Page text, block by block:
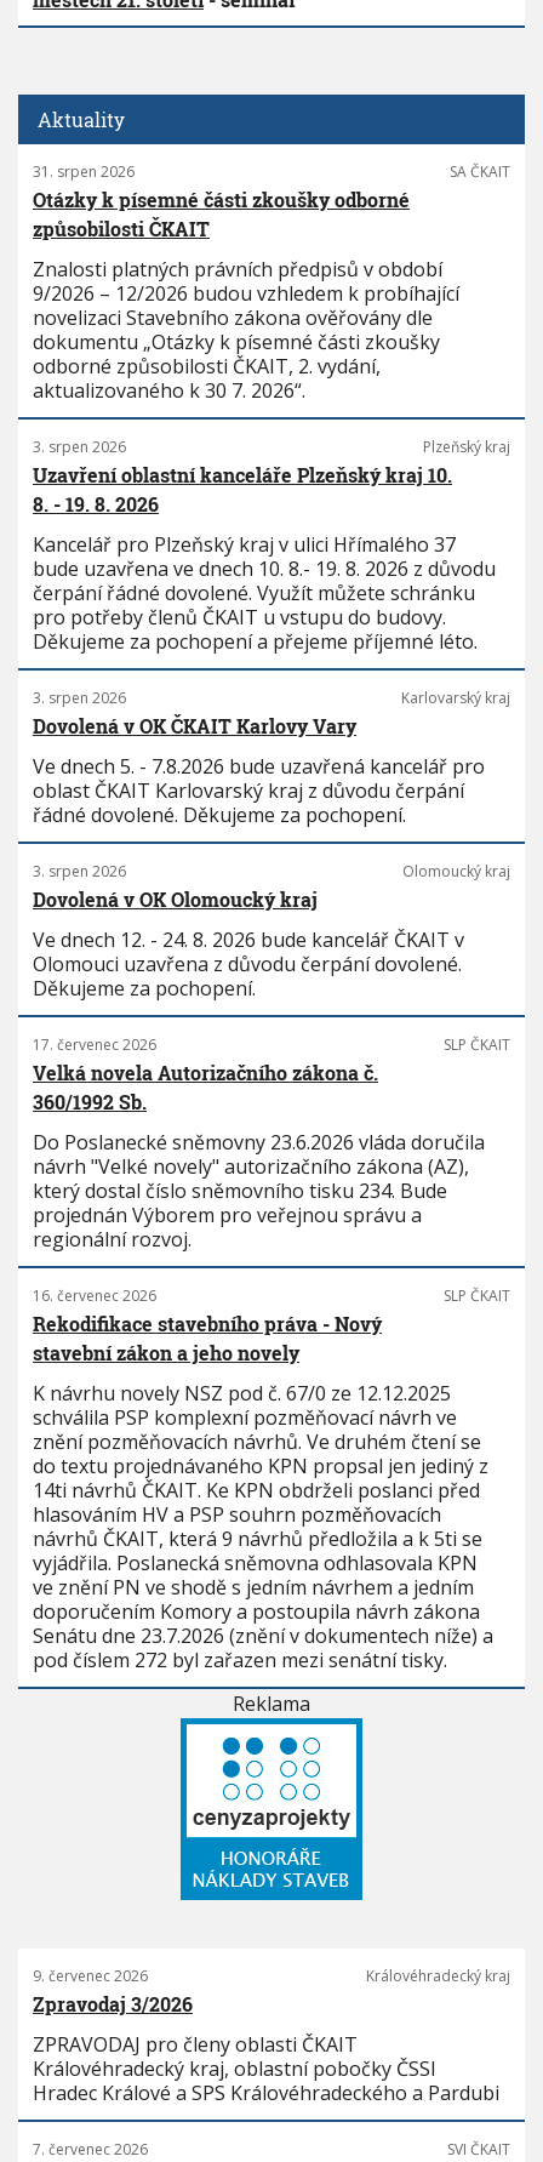
Aktuality
31. srpen 2026 SA ČKAIT
Otázky k písemné části zkoušky odborné
způsobilosti ČKAIT
Znalosti platných právních předpisů v období
9/2026 – 12/2026 budou vzhledem k probíhající
novelizaci Stavebního zákona ověřovány dle
dokumentu „Otázky k písemné části zkoušky
odborné způsobilosti ČKAIT, 2. vydání,
aktualizovaného k 30 7. 2026“.
3. srpen 2026 Plzeňský kraj
Uzavření oblastní kanceláře Plzeňský kraj 10.
8. - 19. 8. 2026
Kancelář pro Plzeňský kraj v ulici Hřímalého 37
bude uzavřena ve dnech 10. 8.- 19. 8. 2026 z důvodu
čerpání řádné dovolené. Využít můžete schránku
pro potřeby členů ČKAIT u vstupu do budovy.
Děkujeme za pochopení a přejeme příjemné léto.
3. srpen 2026 Karlovarský kraj
Dovolená v OK ČKAIT Karlovy Vary
Ve dnech 5. - 7.8.2026 bude uzavřená kancelář pro
oblast ČKAIT Karlovarský kraj z důvodu čerpání
řádné dovolené. Děkujeme za pochopení.
3. srpen 2026 Olomoucký kraj
Dovolená v OK Olomoucký kraj
Ve dnech 12. - 24. 8. 2026 bude kancelář ČKAIT v
Olomouci uzavřena z důvodu čerpání dovolené.
Děkujeme za pochopení.
17. červenec 2026 SLP ČKAIT
Velká novela Autorizačního zákona č.
360/1992 Sb.
Do Poslanecké sněmovny 23.6.2026 vláda doručila
návrh "Velké novely" autorizačního zákona (AZ),
který dostal číslo sněmovního tisku 234. Bude
projednán Výborem pro veřejnou správu a
regionální rozvoj.
16. červenec 2026 SLP ČKAIT
Rekodifikace stavebního práva - Nový
stavební zákon a jeho novely
K návrhu novely NSZ pod č. 67/0 ze 12.12.2025
schválila PSP komplexní pozměňovací návrh ve
znění pozměňovacích návrhů. Ve druhém čtení se
do textu projednávaného KPN propsal jen jediný z
14ti návrhů ČKAIT. Ke KPN obdrželi poslanci před
hlasováním HV a PSP souhrn pozměňovacích
návrhů ČKAIT, která 9 návrhů předložila a k 5ti se
vyjádřila. Poslanecká sněmovna odhlasovala KPN
ve znění PN ve shodě s jedním návrhem a jedním
doporučením Komory a postoupila návrh zákona
Senátu dne 23.7.2026 (znění v dokumentech níže) a
pod číslem 272 byl zařazen mezi senátní tisky.
Reklama
9. červenec 2026 Královéhradecký kraj
Zpravodaj 3/2026
ZPRAVODAJ pro členy oblasti ČKAIT
Královéhradecký kraj, oblastní pobočky ČSSI
Hradec Králové a SPS Královéhradeckého a Pardubi
7. červenec 2026 SVI ČKAIT